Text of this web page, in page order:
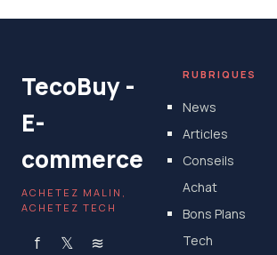
TecoBuy -
E-
commerce
ACHETEZ MALIN,
ACHETEZ TECH
f 𝕏 ≋
RUBRIQUES
News
Articles
Conseils
Achat
Bons Plans
Tech